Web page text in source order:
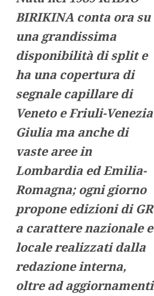
BIRIKINA conta ora su
una grandissima
disponibilità di split e
ha una copertura di
segnale capillare di
Veneto e Friuli-Venezia
Giulia ma anche di
vaste aree in
Lombardia ed Emilia-
Romagna; ogni giorno
propone edizioni di GR
a carattere nazionale e
locale realizzati dalla
redazione interna,
oltre ad aggiornamenti